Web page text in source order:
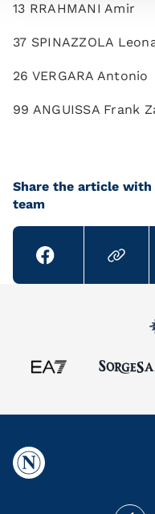
13 RRAHMANI Amir
37 SPINAZZOLA
26 VERGARA Antonio
99 ANGUISSA Frank
Share the article
team